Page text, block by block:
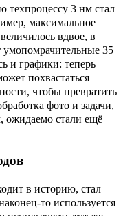
техпроцессу 3 нм стал
максимальное
вдвое, в
умопомрачительные 35
и графики: теперь
похвастаться
чтобы превратить
фото и задачи,
ожидаемо стали ещё
в историю, стал
то используется